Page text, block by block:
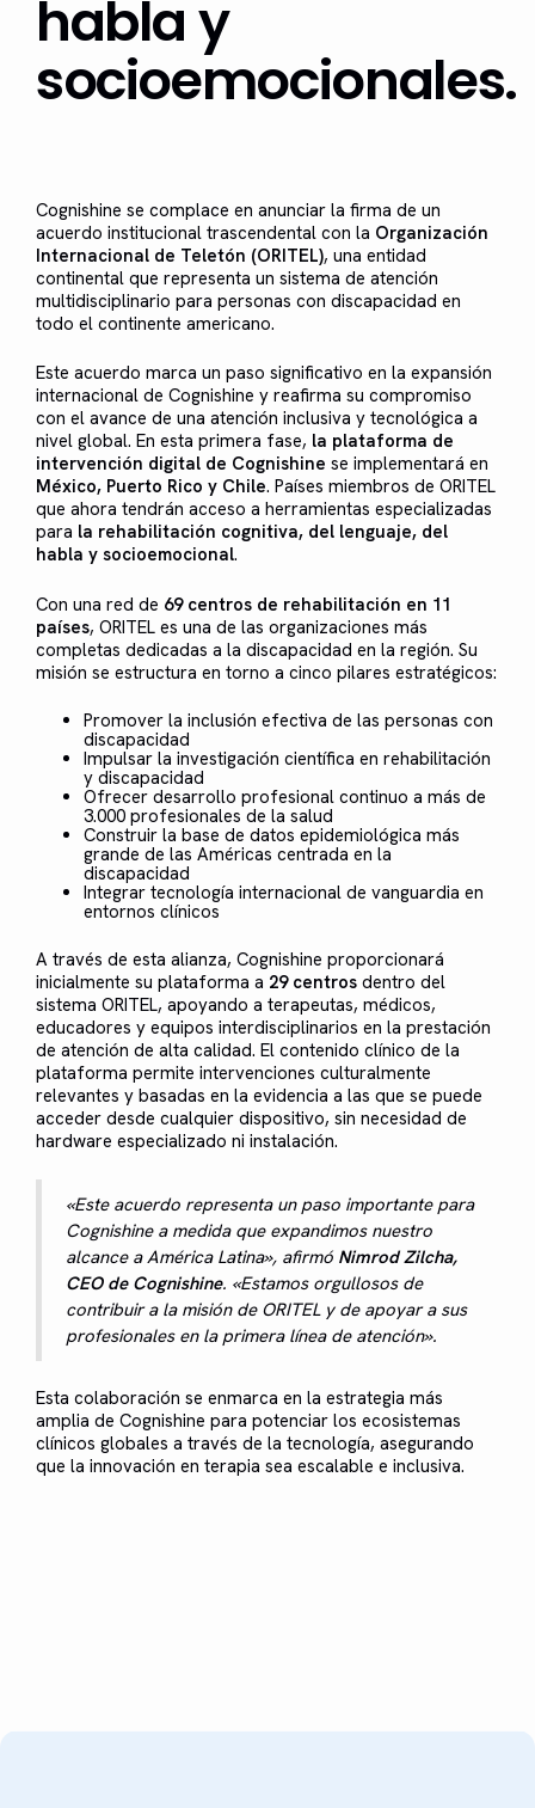
habla y
socioemocionales.
Cognishine se complace en anunciar la firma de un
acuerdo institucional trascendental con la Organización
Internacional de Teletón (ORITEL), una entidad
continental que representa un sistema de atención
multidisciplinario para personas con discapacidad en
todo el continente americano.
Este acuerdo marca un paso significativo en la expansión
internacional de Cognishine y reafirma su compromiso
con el avance de una atención inclusiva y tecnológica a
nivel global. En esta primera fase, la plataforma de
intervención digital de Cognishine se implementará en
México, Puerto Rico y Chile. Países miembros de ORITEL
que ahora tendrán acceso a herramientas especializadas
para la rehabilitación cognitiva, del lenguaje, del
habla y socioemocional.
Con una red de 69 centros de rehabilitación en 11
países, ORITEL es una de las organizaciones más
completas dedicadas a la discapacidad en la región. Su
misión se estructura en torno a cinco pilares estratégicos:
Promover la inclusión efectiva de las personas con
discapacidad
Impulsar la investigación científica en rehabilitación
y discapacidad
Ofrecer desarrollo profesional continuo a más de
3.000 profesionales de la salud
Construir la base de datos epidemiológica más
grande de las Américas centrada en la
discapacidad
Integrar tecnología internacional de vanguardia en
entornos clínicos
A través de esta alianza, Cognishine proporcionará
inicialmente su plataforma a 29 centrosdentro del
sistema ORITEL, apoyando a terapeutas, médicos,
educadores y equipos interdisciplinarios en la prestación
de atención de alta calidad. El contenido clínico de la
plataforma permite intervenciones culturalmente
relevantes y basadas en la evidencia a las que se puede
acceder desde cualquier dispositivo, sin necesidad de
hardware especializado ni instalación.
«Este acuerdo representa un paso importante para
Cognishine a medida que expandimos nuestro
alcance a América Latina», afirmó Nimrod Zilcha,
CEO de Cognishine. «Estamos orgullosos de
contribuir a la misión de ORITEL y de apoyar a sus
profesionales en la primera línea de atención».
Esta colaboración se enmarca en la estrategia más
amplia de Cognishine para potenciar los ecosistemas
clínicos globales a través de la tecnología, asegurando
que la innovación en terapia sea escalable e inclusiva.